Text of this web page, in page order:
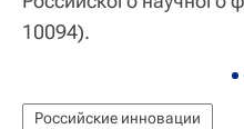
10094).
Российские инновации